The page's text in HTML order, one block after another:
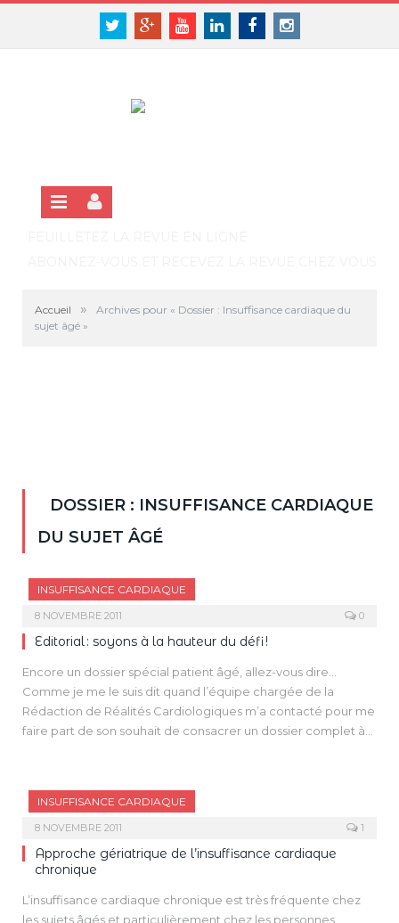
Panneau de gestion des cookies
TwitterGoogle+YoutubeLinkedinFacebookInstagram
SE CONNECTER
Accueil »
Archives pour « Dossier : Insuffisance cardiaque du
sujet âgé »
DOSSIER : INSUFFISANCE CARDIAQUE
DU SUJET ÂGÉ
INSUFFISANCE CARDIAQUE
8 NOVEMBRE 2011 0
Editorial : soyons à la hauteur du défi !
Encore un dossier spécial patient âgé, allez-vous dire…
Comme je me le suis dit quand l’équipe chargée de la
Rédaction de Réalités Cardiologiques m’a contacté pour me
faire part de son souhait de consacrer un dossier complet à
INSUFFISANCE CARDIAQUE
8 NOVEMBRE 2011 1
Approche gériatrique de l’insuffisance cardiaque
chronique
L’insuffisance cardiaque chronique est très fréquente chez
les sujets âgés et particulièrement chez les personnes